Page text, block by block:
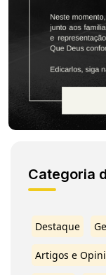
Categoria
Destaque
Artigos e